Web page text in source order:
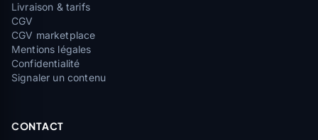
Livraison & tarifs
CGV
CGV marketplace
Mentions légales
Confidentialité
Signaler un contenu
CONTACT